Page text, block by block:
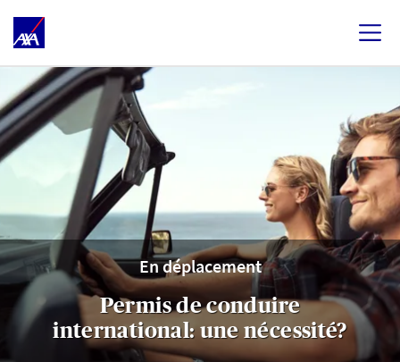
En déplacement
Permis de conduire
international: une nécessité?